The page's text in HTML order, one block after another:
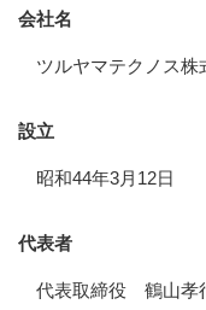
会社名
ツルヤマテクノス株
設立
昭和44年3月12日
代表者
代表取締役 鶴山孝